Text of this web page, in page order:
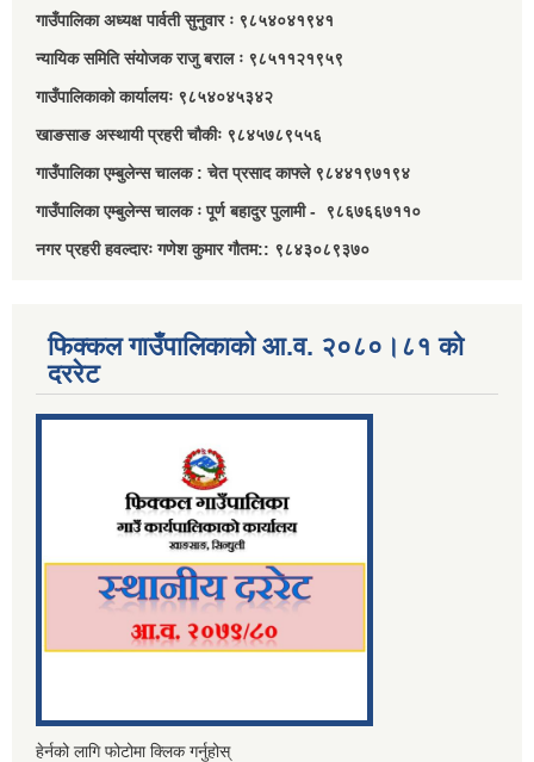
गाउँपालिका अध्यक्ष पार्वती सुनुवार ः ९८५४०४१९४१
न्यायिक समिति संयोजक राजु बराल ः ९८५११२१९५९
गाउँपालिकाको कार्यालयः ९८५४०४५३४२
खाङसाङ अस्थायी प्रहरी चौकीः ९८४५७८९५५६
गाउँपालिका एम्बुलेन्स चालक : चेत प्रसाद काफ्ले ९८४४१९७१९४
गाउँपालिका एम्बुलेन्स चालक ः पूर्ण बहादुर पुलामी - ९८६७६६७११०
नगर प्रहरी हवल्दारः गणेश कुमार गौतम:: ९८४३०८९३७०
फिक्कल गाउँपालिकाको आ.व. २०८०।८१ को
दररेट
हेर्नको लागि फोटोमा क्लिक गर्नुहोस्